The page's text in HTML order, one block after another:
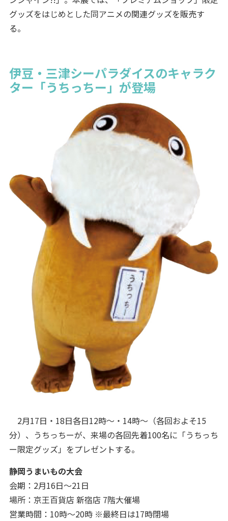
グッズをはじめとした同アニメの関連グッズを販売す
る。
伊豆・三津シーパラダイスのキャラク
ター「うちっちー」が登場
2月17日・18日各日12時～・14時～（各回およそ15
分）、うちっちーが、来場の各回先着100名に「うちっち
ー限定グッズ」をプレゼントする。
静岡うまいもの大会
会期：2月16日～21日
場所：京王百貨店 新宿店 7階大催場
営業時間：10時～20時 ※最終日は17時閉場